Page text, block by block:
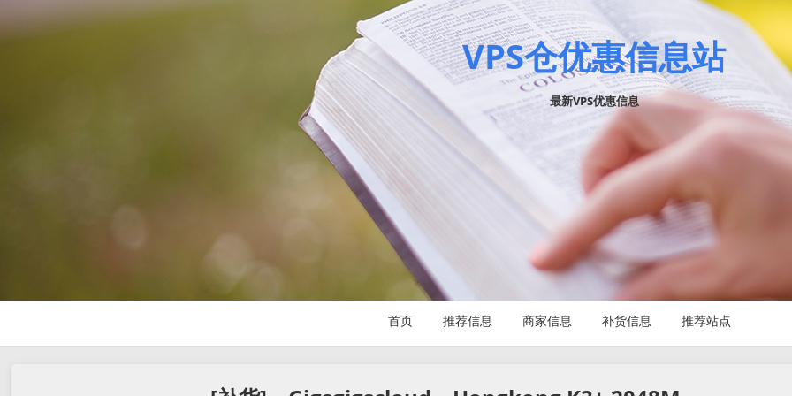
VPS仓优惠信息站
最新VPS优惠信息
首页 推荐信息 商家信息 补货信息 推荐站点